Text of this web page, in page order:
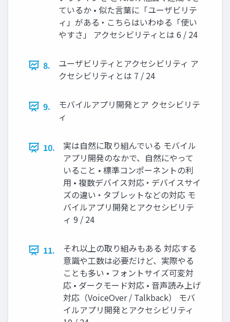
ているか • 似た言葉に「ユーザビリテ
ィ」がある ‣ こちらはいわゆる「使い
やすさ」 アクセシビリティとは 6 / 24
8.
ユーザビリティとアクセシビリティ ア
クセシビリティとは 7 / 24
9.
モバイルアプリ開発とア クセシビリテ
ィ
10.
実は自然に取り組んでいる モバイル
アプリ開発のなかで、自然にやって
いること • 標準コンポーネントの利
用 • 複数デバイス対応 ‣ デバイスサイ
ズの違い ‣ タブレットなどの対応 モ
バイルアプリ開発とアクセシビリテ
ィ 9 / 24
11.
それ以上の取り組みもある 対応する
意識や工数は必要だけど、実際やる
ことも多い • フォントサイズ可変対
応 • ダークモード対応 • 音声読み上げ
対応（VoiceOver / Talkback） モバ
イルアプリ開発とアクセシビリティ